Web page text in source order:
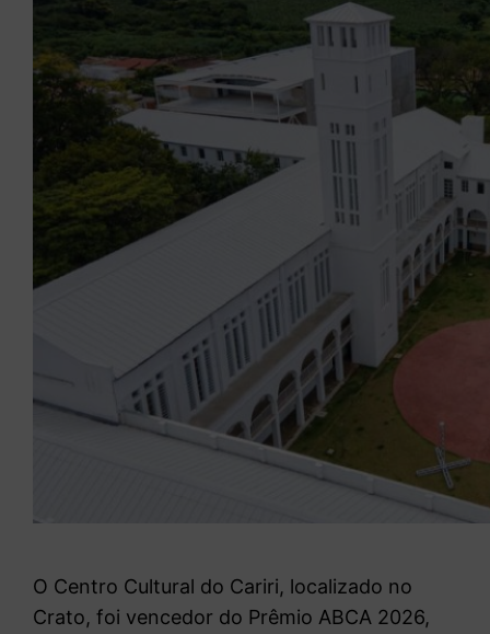
O Centro Cultural do Cariri, localizado no
Crato, foi vencedor do Prêmio ABCA 2026,